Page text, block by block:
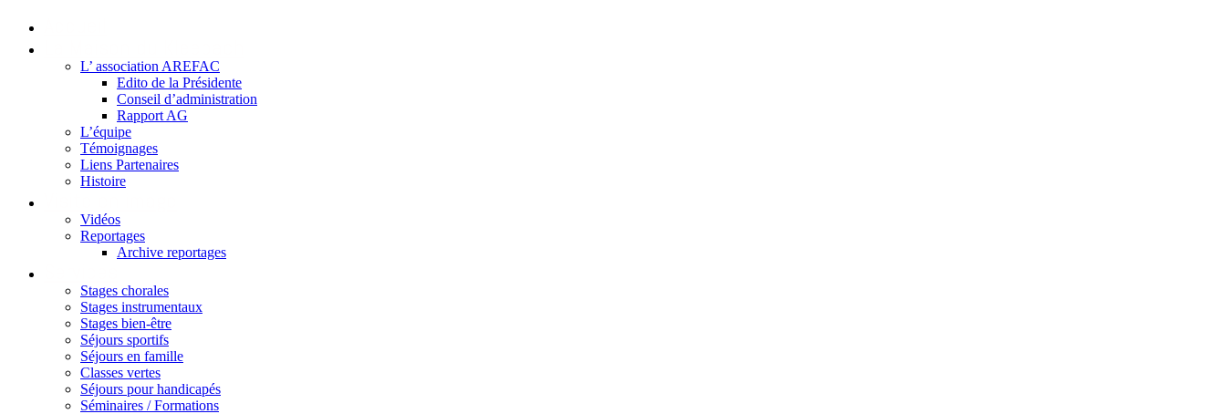
L’ association AREFAC
Edito de la Présidente
Conseil d’administration
Rapport AG
L’équipe
Témoignages
Liens Partenaires
Histoire
Vidéos
Reportages
Archive reportages
Stages chorales
Stages instrumentaux
Stages bien-être
Séjours sportifs
Séjours en famille
Classes vertes
Séjours pour handicapés
Séminaires / Formations